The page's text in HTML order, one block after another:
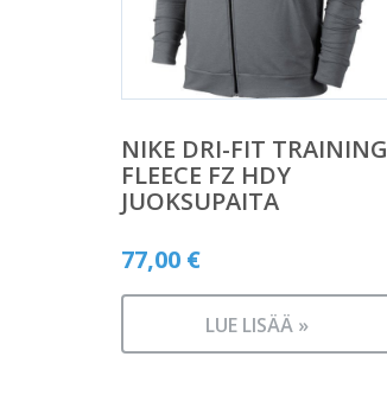
NIKE DRI-FIT TRAINING
FLEECE FZ HDY
JUOKSUPAITA
77,00 €
LUE LISÄÄ »